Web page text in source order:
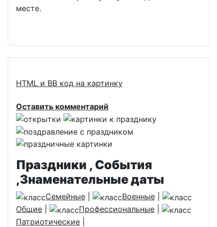
месте.
HTML и BB код на картинку
Оставить комментарий
Праздники , События
,Знаменательные даты
Семейные Военные
Общие
Профессиональные
Патриотические